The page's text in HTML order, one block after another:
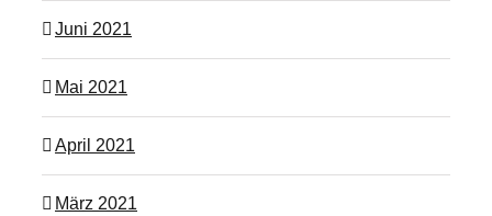
Juni 2021
Mai 2021
April 2021
März 2021